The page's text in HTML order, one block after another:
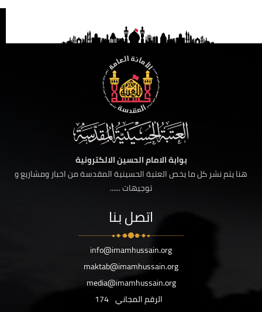
بوابة الامام الحسين الالكترونية
هنا يتم نشر كل ما يخص العتبة الحسينية المقدسة من اخبار ومشاريع و
توجيهات ......
اتصل بنا
info@imamhussain.org
maktab@imamhussain.org
media@imamhussain.org
الرقم المجاني 174